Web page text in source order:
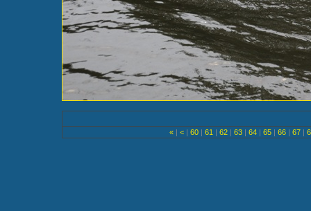
« | < | 60 | 61 | 62 | 63 | 64 | 65 | 66 | 67 |